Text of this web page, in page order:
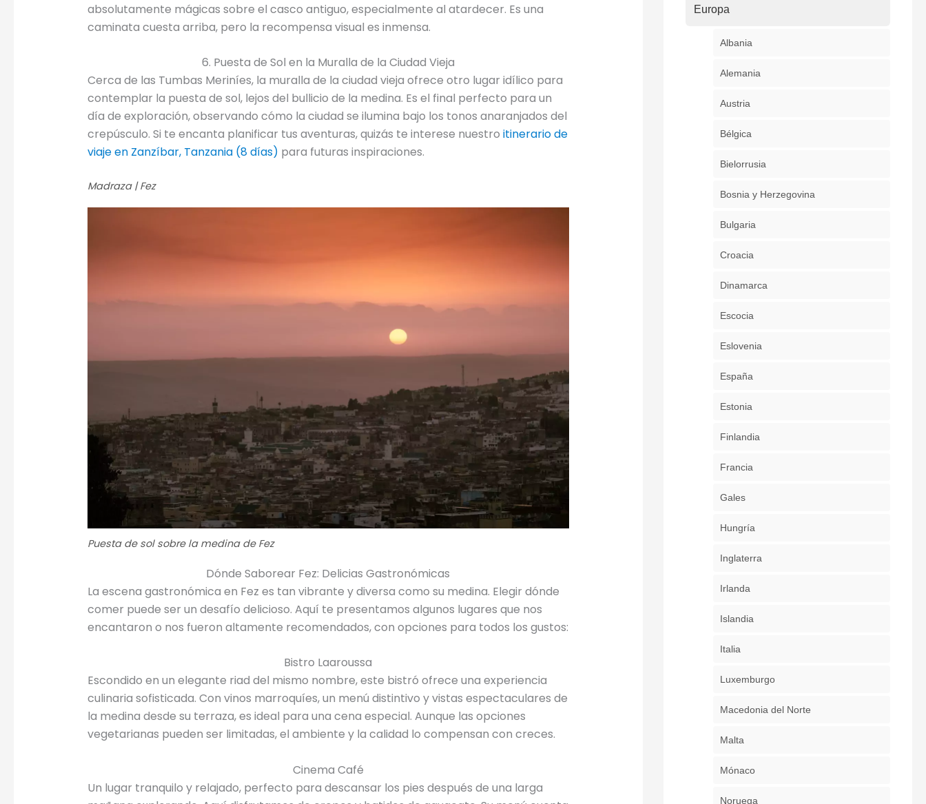
absolutamente mágicas sobre el casco antiguo, especialmente al atardecer. Es una
caminata cuesta arriba, pero la recompensa visual es inmensa.
6. Puesta de Sol en la Muralla de la Ciudad Vieja
Cerca de las Tumbas Meriníes, la muralla de la ciudad vieja ofrece otro lugar idílico para
contemplar la puesta de sol, lejos del bullicio de la medina. Es el final perfecto para un
día de exploración, observando cómo la ciudad se ilumina bajo los tonos anaranjados del
crepúsculo. Si te encanta planificar tus aventuras, quizás te interese nuestro itinerario de
viaje en Zanzíbar, Tanzania (8 días) para futuras inspiraciones.
Madraza | Fez
Puesta de sol sobre la medina de Fez
Dónde Saborear Fez: Delicias Gastronómicas
La escena gastronómica en Fez es tan vibrante y diversa como su medina. Elegir dónde
comer puede ser un desafío delicioso. Aquí te presentamos algunos lugares que nos
encantaron o nos fueron altamente recomendados, con opciones para todos los gustos:
Bistro Laaroussa
Escondido en un elegante riad del mismo nombre, este bistró ofrece una experiencia
culinaria sofisticada. Con vinos marroquíes, un menú distintivo y vistas espectaculares de
la medina desde su terraza, es ideal para una cena especial. Aunque las opciones
vegetarianas pueden ser limitadas, el ambiente y la calidad lo compensan con creces.
Cinema Café
Un lugar tranquilo y relajado, perfecto para descansar los pies después de una larga
Europa
Albania
Alemania
Austria
Bélgica
Bielorrusia
Bosnia y Herzegovina
Bulgaria
Croacia
Dinamarca
Escocia
Eslovenia
España
Estonia
Finlandia
Francia
Gales
Hungría
Inglaterra
Irlanda
Islandia
Italia
Luxemburgo
Macedonia del Norte
Malta
Mónaco
Noruega